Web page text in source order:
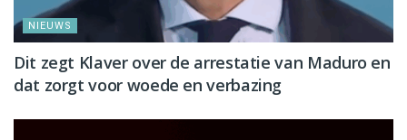
NIEUWS
Dit zegt Klaver over de arrestatie van Maduro en
dat zorgt voor woede en verbazing